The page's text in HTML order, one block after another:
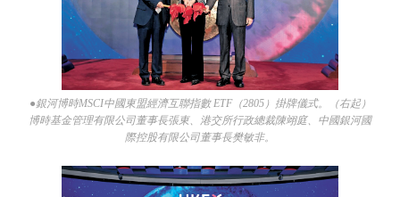
●銀河博時MSCI中國東盟經濟互聯指數 ETF（2805）掛牌儀式。（右起）
博時基金管理有限公司董事長張東、港交所行政總裁陳翊庭、中國銀河國
際控股有限公司董事長樊敏非。